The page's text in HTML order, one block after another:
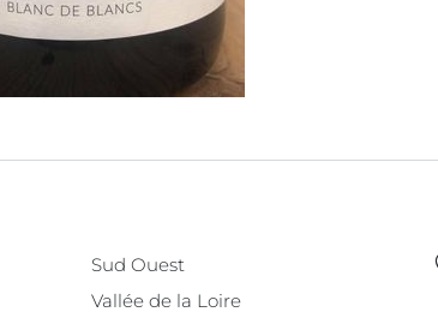
Sud Ouest
Vallée de la Loire